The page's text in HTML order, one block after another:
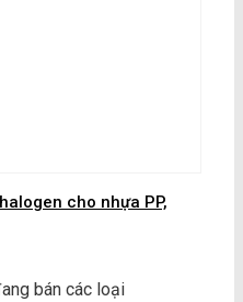
cho nhựa PP,
bán các loại